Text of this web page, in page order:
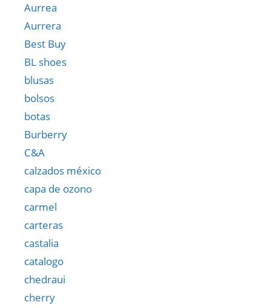
Aurrea
Aurrera
Best Buy
BL shoes
blusas
bolsos
botas
Burberry
C&A
calzados méxico
capa de ozono
carmel
carteras
castalia
catalogo
chedraui
cherry